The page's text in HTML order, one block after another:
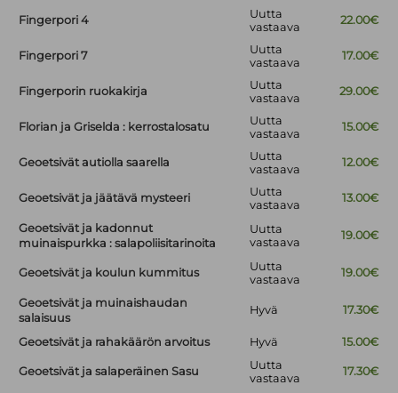
Fingerpori 4
Uutta
vastaava
22.00€
Fingerpori 7
Uutta
vastaava
17.00€
Fingerporin ruokakirja
Uutta
vastaava
29.00€
Florian ja Griselda : kerrostalosatu
Uutta
vastaava
15.00€
Geoetsivät autiolla saarella
Uutta
vastaava
12.00€
Geoetsivät ja jäätävä mysteeri
Uutta
vastaava
13.00€
Geoetsivät ja kadonnut
muinaispurkka : salapoliisitarinoita
Uutta
vastaava
19.00€
Geoetsivät ja koulun kummitus
Uutta
vastaava
19.00€
Geoetsivät ja muinaishaudan
salaisuus
Hyvä 17.30€
Geoetsivät ja rahakäärön arvoitus Hyvä 15.00€
Geoetsivät ja salaperäinen Sasu
Uutta
vastaava
17.30€